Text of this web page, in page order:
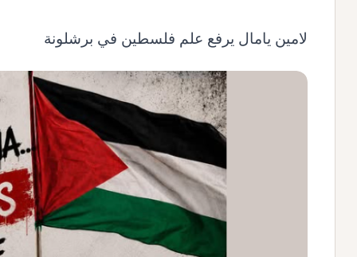
لامين يامال يرفع علم فلسطين في برشلونة